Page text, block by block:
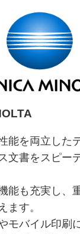
能を両立した
文書をスピー
能も充実し、
ます。
モバイル印刷